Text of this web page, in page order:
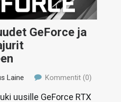
GeForce ja
Laine Kommentit (0)
uusille GeForce RTX